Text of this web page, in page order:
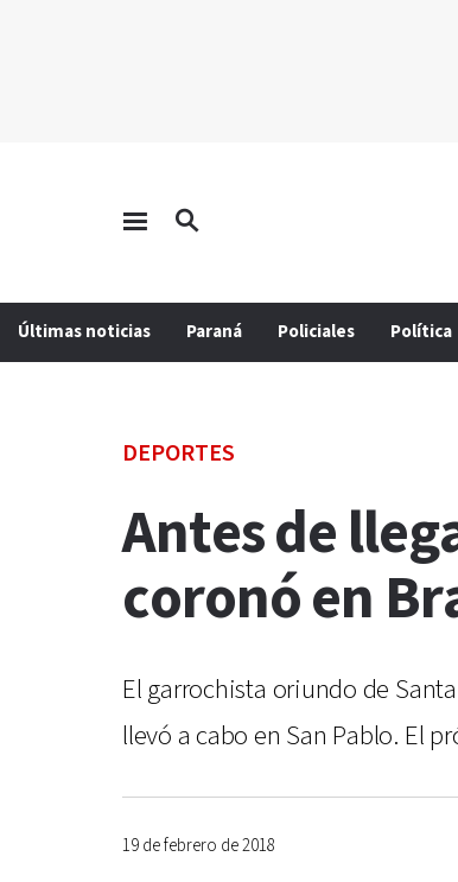
Últimas noticias Paraná Policiales Política
DEPORTES
Antes de
coronó en
El garrochista oriundo de
llevó a cabo en San Pablo. El
19 de febrero de 2018